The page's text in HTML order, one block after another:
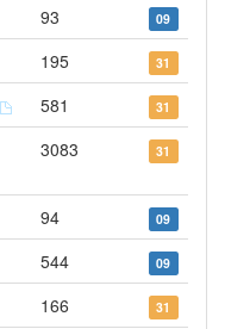
93 09
195 31
581 31
3083 31
94 09
544 09
166 31